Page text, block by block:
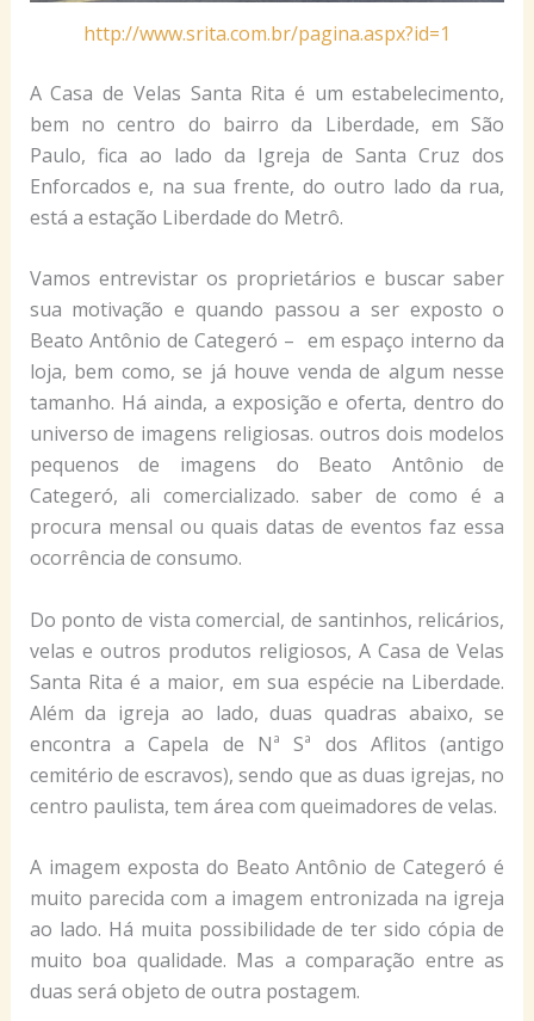
http://www.srita.com.br/pagina.aspx?id=1
A Casa de Velas Santa Rita é um estabelecimento,
bem no centro do bairro da Liberdade, em São
Paulo, fica ao lado da Igreja de Santa Cruz dos
Enforcados e, na sua frente, do outro lado da rua,
está a estação Liberdade do Metrô.
Vamos entrevistar os proprietários e buscar saber
sua motivação e quando passou a ser exposto o
Beato Antônio de Categeró – em espaço interno da
loja, bem como, se já houve venda de algum nesse
tamanho. Há ainda, a exposição e oferta, dentro do
universo de imagens religiosas. outros dois modelos
pequenos de imagens do Beato Antônio de
Categeró, ali comercializado. saber de como é a
procura mensal ou quais datas de eventos faz essa
ocorrência de consumo.
Do ponto de vista comercial, de santinhos, relicários,
velas e outros produtos religiosos, A Casa de Velas
Santa Rita é a maior, em sua espécie na Liberdade.
Além da igreja ao lado, duas quadras abaixo, se
encontra a Capela de Nª Sª dos Aflitos (antigo
cemitério de escravos), sendo que as duas igrejas, no
centro paulista, tem área com queimadores de velas.
A imagem exposta do Beato Antônio de Categeró é
muito parecida com a imagem entronizada na igreja
ao lado. Há muita possibilidade de ter sido cópia de
muito boa qualidade. Mas a comparação entre as
duas será objeto de outra postagem.